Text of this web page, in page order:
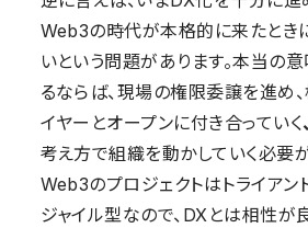
Web3の時代が本格的に来たとき
いという問題があります。本当の意
るならば、現場の権限委譲を進め
イヤーとオープンに付き合っていく、
考え方で組織を動かしていく必要が
Web3のプロジェクトはトライアン
ジャイル型なので、DXとは相性が